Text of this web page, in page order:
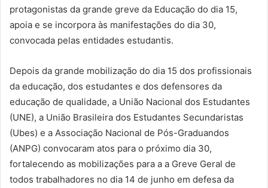
protagonistas da grande greve da Educação do dia 15,
apoia e se incorpora às manifestações do dia 30,
convocada pelas entidades estudantis.
Depois da grande mobilização do dia 15 dos profissionais
da educação, dos estudantes e dos defensores da
educação de qualidade, a União Nacional dos Estudantes
(UNE), a União Brasileira dos Estudantes Secundaristas
(Ubes) e a Associação Nacional de Pós-Graduandos
(ANPG) convocaram atos para o próximo dia 30,
fortalecendo as mobilizações para a a Greve Geral de
todos trabalhadores no dia 14 de junho em defesa da